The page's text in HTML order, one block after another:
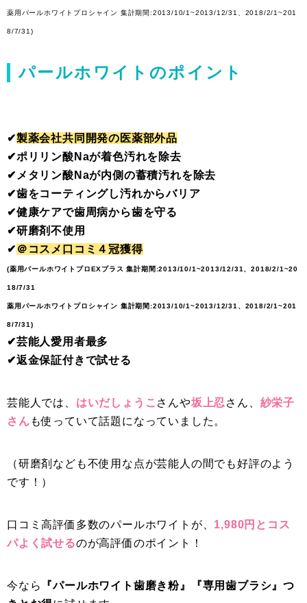
薬用パールホワイトプロシャイン 集計期間:2013/10/1~2013/12/31、2018/2/1~201
8/7/31)
パールホワイトのポイント
✔︎製薬会社共同開発の医薬部外品
✔︎ポリリン酸Naが着色汚れを除去
✔︎メタリン酸Naが内側の蓄積汚れを除去
✔︎歯をコーティングし汚れからバリア
✔︎健康ケアで歯周病から歯を守る
✔︎研磨剤不使用
✔︎ ＠コスメ口コミ４冠獲得
(薬用パールホワイトプロEXプラス 集計期間:2013/10/1~2013/12/31、2018/2/1~20
18/7/31
薬用パールホワイトプロシャイン 集計期間:2013/10/1~2013/12/31、2018/2/1~201
8/7/31)
✔︎芸能人愛用者最多
✔︎返金保証付きで試せる
芸能人では、 はいだしょうこ さんや坂上忍 さん、 紗栄子
さん も使っていて話題になっていました。
（研磨剤なども不使用な点が芸能人の間でも好評のよう
です！）
口コミ高評価多数のパールホワイトが、 1,980円とコス
パよく試せるのが高評価のポイント！
今なら
『パールホワイト歯磨き粉』『専用歯ブラシ』つ